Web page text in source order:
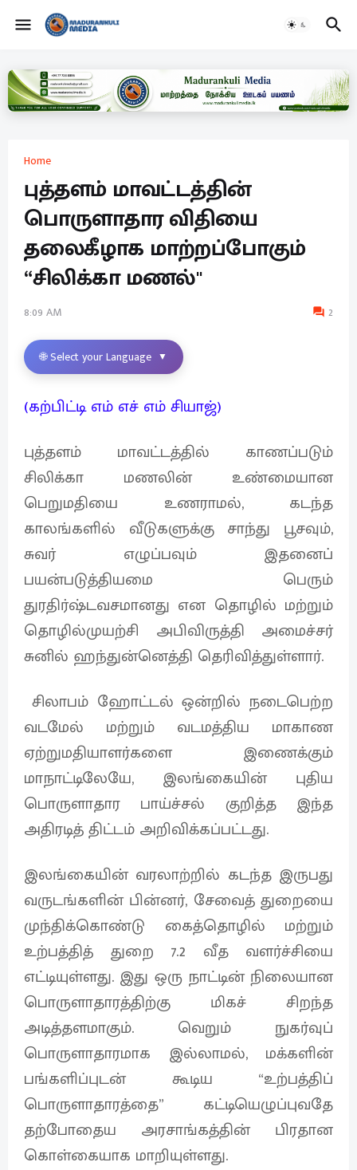
Home
புத்தளம் மாவட்டத்தின்
பொருளாதார விதியை
தலைகீழாக மாற்றப்போகும்
“சிலிக்கா மணல்"
8:09 AM 2
🌐 Select your Language ▼
(கற்பிட்டி எம் எச் எம் சியாஜ்)
புத்தளம் மாவட்டத்தில் காணப்படும்
சிலிக்கா மணலின் உண்மையான
பெறுமதியை உணராமல், கடந்த
காலங்களில் வீடுகளுக்கு சாந்து பூசவும்,
சுவர் எழுப்பவும் இதனைப்
பயன்படுத்தியமை பெரும்
துரதிர்ஷ்டவசமானது என தொழில் மற்றும்
தொழில்முயற்சி அபிவிருத்தி அமைச்சர்
சுனில் ஹந்துன்னெத்தி தெரிவித்துள்ளார்.
சிலாபம் ஹோட்டல் ஒன்றில் நடைபெற்ற
வடமேல் மற்றும் வடமத்திய மாகாண
ஏற்றுமதியாளர்களை இணைக்கும்
மாநாட்டிலேயே, இலங்கையின் புதிய
பொருளாதார பாய்ச்சல் குறித்த இந்த
அதிரடித் திட்டம் அறிவிக்கப்பட்டது.
இலங்கையின் வரலாற்றில் கடந்த இருபது
வருடங்களின் பின்னர், சேவைத் துறையை
முந்திக்கொண்டு கைத்தொழில் மற்றும்
உற்பத்தித் துறை 7.2 வீத வளர்ச்சியை
எட்டியுள்ளது. இது ஒரு நாட்டின் நிலையான
பொருளாதாரத்திற்கு மிகச் சிறந்த
அடித்தளமாகும். வெறும் நுகர்வுப்
பொருளாதாரமாக இல்லாமல், மக்களின்
பங்களிப்புடன் கூடிய “உற்பத்திப்
பொருளாதாரத்தை” கட்டியெழுப்புவதே
தற்போதைய அரசாங்கத்தின் பிரதான
கொள்கையாக மாறியுள்ளது.